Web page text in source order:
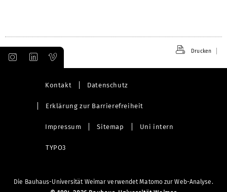
Drucken
Kontakt Datenschutz
Erklärung zur Barrierefreiheit
Impressum Sitemap Uni intern
TYPO3
Die Bauhaus-Universität Weimar verwendet Matomo zur Web-Analyse.